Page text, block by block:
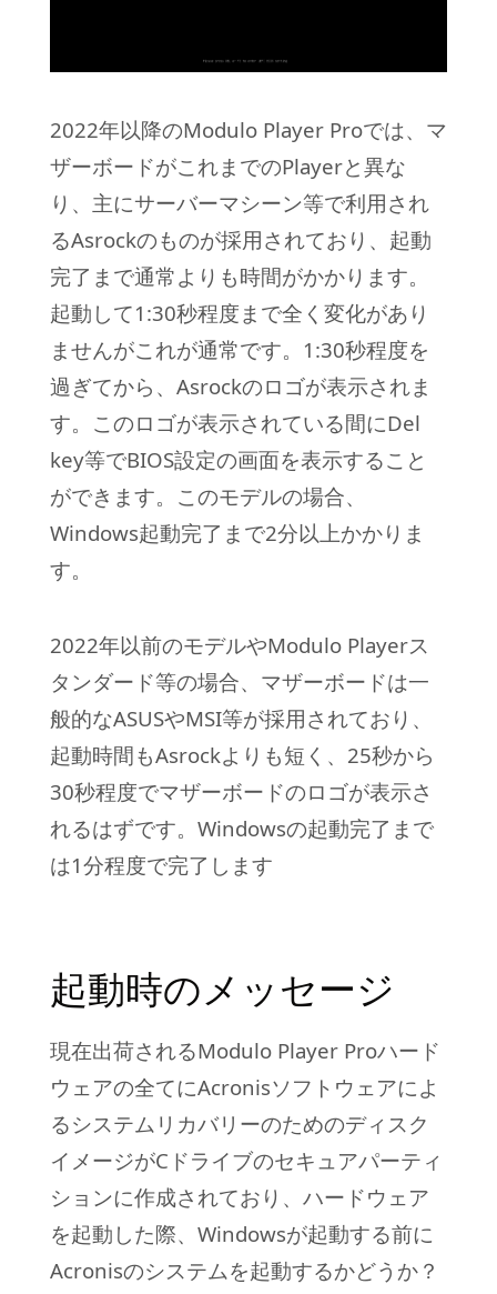
2022年以降のModulo Player Proでは、マ
ザーボードがこれまでのPlayerと異な
り、主にサーバーマシーン等で利用され
るAsrockのものが採用されており、起動
完了まで通常よりも時間がかかります。
起動して1:30秒程度まで全く変化があり
ませんがこれが通常です。1:30秒程度を
過ぎてから、Asrockのロゴが表示されま
す。このロゴが表示されている間にDel
key等でBIOS設定の画面を表示すること
ができます。このモデルの場合、
Windows起動完了まで2分以上かかりま
す。
2022年以前のモデルやModulo Playerス
タンダード等の場合、マザーボードは一
般的なASUSやMSI等が採用されており、
起動時間もAsrockよりも短く、25秒から
30秒程度でマザーボードのロゴが表示さ
れるはずです。Windowsの起動完了まで
は1分程度で完了します
起動時のメッセージ
現在出荷されるModulo Player Proハード
ウェアの全てにAcronisソフトウェアによ
るシステムリカバリーのためのディスク
イメージがCドライブのセキュアパーティ
ションに作成されており、ハードウェア
を起動した際、Windowsが起動する前に
Acronisのシステムを起動するかどうか？